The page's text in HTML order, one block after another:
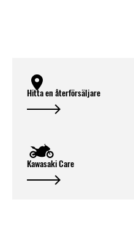
Hitta en återförsäljare
Kawasaki Care